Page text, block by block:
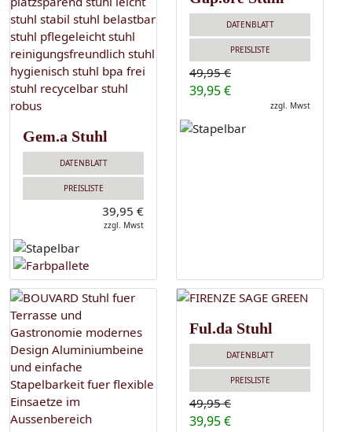
Gem.a Stuhl
DATENBLATT
PREISLISTE
39,95 €
zzgl. Mwst
DATENBLATT
PREISLISTE
49,95 €
39,95 €
zzgl. Mwst
Ful.da Stuhl
DATENBLATT
PREISLISTE
49,95 €
39,95 €